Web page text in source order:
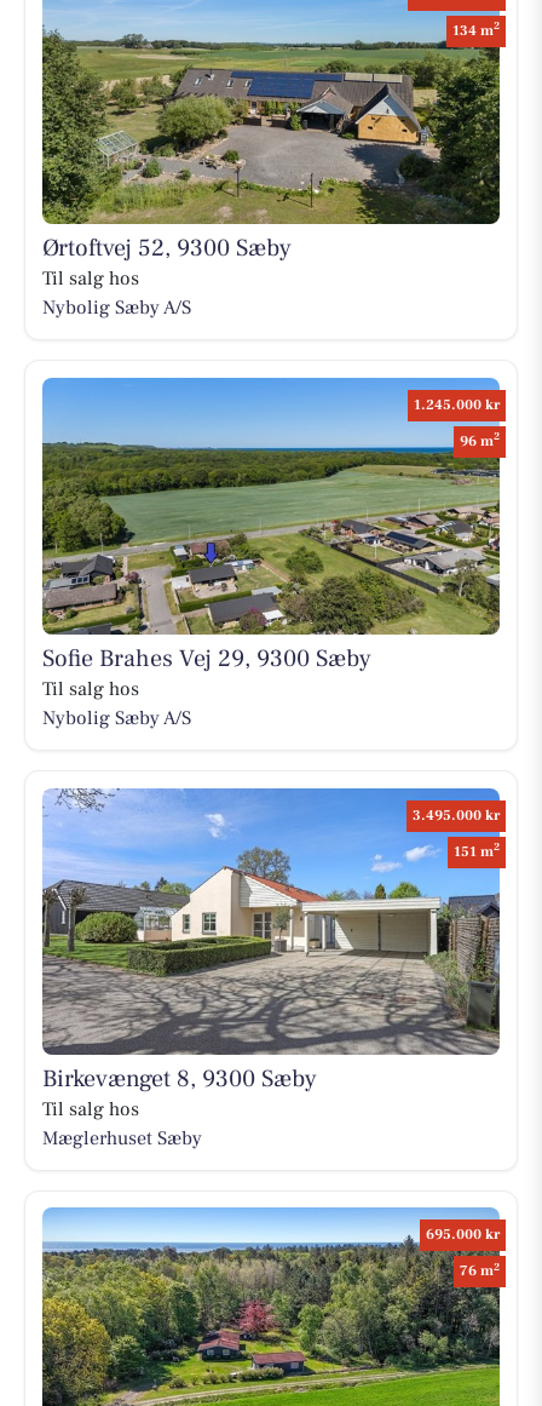
134 m2
Ørtoftvej 52, 9300 Sæby
Til salg hos
Nybolig Sæby A/S
1.245.000 kr
96 m2
Sofie Brahes Vej 29, 9300 Sæby
Til salg hos
Nybolig Sæby A/S
3.495.000 kr
151 m2
Birkevænget 8, 9300 Sæby
Til salg hos
Mæglerhuset Sæby
695.000 kr
76 m2